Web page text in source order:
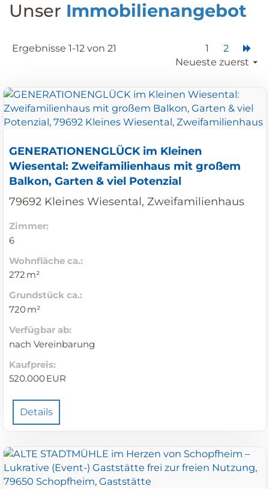
Unser Immobilienangebot
Ergebnisse 1-12 von 21 1
2
Neueste zuerst
GENERATIONENGLÜCK im Kleinen
Wiesental: Zweifamilienhaus mit großem
Balkon, Garten & viel Potenzial
79692 Kleines Wiesental, Zweifamilienhaus
Zimmer:
6
Wohnfläche ca.:
272 m²
Grund­stück ca.:
720 m²
Verfügbar ab:
nach Vereinbarung
Kaufpreis:
520.000 EUR
Details